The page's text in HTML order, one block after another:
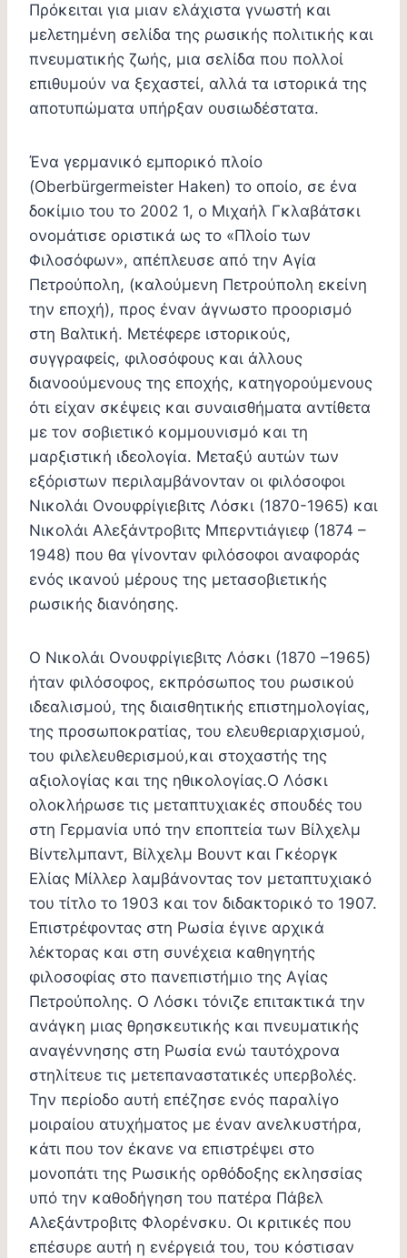
Πρόκειται για μιαν ελάχιστα γνωστή και
μελετημένη σελίδα της ρωσικής πολιτικής και
πνευματικής ζωής, μια σελίδα που πολλοί
επιθυμούν να ξεχαστεί, αλλά τα ιστορικά της
αποτυπώματα υπήρξαν ουσιωδέστατα.
Ένα γερμανικό εμπορικό πλοίο
(Oberbürgermeister Haken) το οποίο, σε ένα
δοκίμιο του το 2002 1, ο Μιχαήλ Γκλαβάτσκι
ονομάτισε οριστικά ως το «Πλοίο των
Φιλοσόφων», απέπλευσε από την Αγία
Πετρούπολη, (καλούμενη Πετρούπολη εκείνη
την εποχή), προς έναν άγνωστο προορισμό
στη Βαλτική. Μετέφερε ιστορικούς,
συγγραφείς, φιλοσόφους και άλλους
διανοούμενους της εποχής, κατηγορούμενους
ότι είχαν σκέψεις και συναισθήματα αντίθετα
με τον σοβιετικό κομμουνισμό και τη
μαρξιστική ιδεολογία. Μεταξύ αυτών των
εξόριστων περιλαμβάνονταν οι φιλόσοφοι
Νικολάι Ονουφρίγιεβιτς Λόσκι (1870-1965) και
Νικολάι Αλεξάντροβιτς Μπερντιάγιεφ (1874 –
1948) που θα γίνονταν φιλόσοφοι αναφοράς
ενός ικανού μέρους της μετασοβιετικής
ρωσικής διανόησης.
Ο Νικολάι Ονουφρίγιεβιτς Λόσκι (1870 –1965)
ήταν φιλόσοφος, εκπρόσωπος του ρωσικού
ιδεαλισμού, της διαισθητικής επιστημολογίας,
της προσωποκρατίας, του ελευθεριαρχισμού,
του φιλελευθερισμού,και στοχαστής της
αξιολογίας και της ηθικολογίας.Ο Λόσκι
ολοκλήρωσε τις μεταπτυχιακές σπουδές του
στη Γερμανία υπό την εποπτεία των Βίλχελμ
Βίντελμπαντ, Βίλχελμ Βουντ και Γκέοργκ
Ελίας Μίλλερ λαμβάνοντας τον μεταπτυχιακό
του τίτλο το 1903 και τον διδακτορικό το 1907.
Επιστρέφοντας στη Ρωσία έγινε αρχικά
λέκτορας και στη συνέχεια καθηγητής
φιλοσοφίας στο πανεπιστήμιο της Αγίας
Πετρούπολης. Ο Λόσκι τόνιζε επιτακτικά την
ανάγκη μιας θρησκευτικής και πνευματικής
αναγέννησης στη Ρωσία ενώ ταυτόχρονα
στηλίτευε τις μετεπαναστατικές υπερβολές.
Την περίοδο αυτή επέζησε ενός παραλίγο
μοιραίου ατυχήματος με έναν ανελκυστήρα,
κάτι που τον έκανε να επιστρέψει στο
μονοπάτι της Ρωσικής ορθόδοξης εκλησσίας
υπό την καθοδήγηση του πατέρα Πάβελ
Αλεξάντροβιτς Φλορένσκυ. Οι κριτικές που
επέσυρε αυτή η ενέργειά του, του κόστισαν